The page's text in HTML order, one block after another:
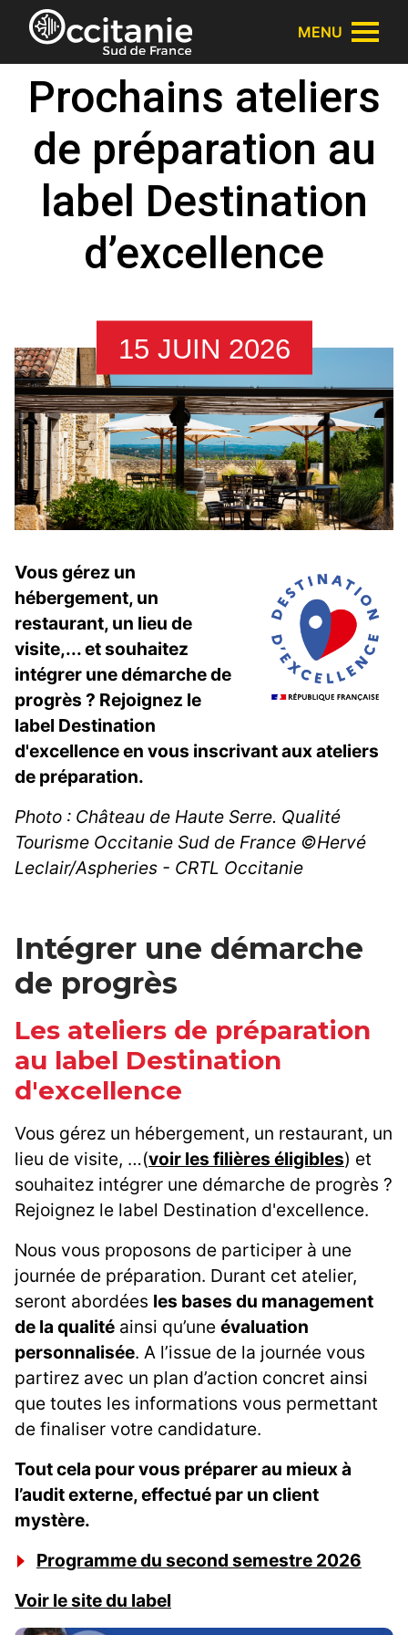
Panneau de gestion des cookies
MENU
Prochains ateliers
de préparation au
label Destination
d’excellence
15 JUIN 2026
Vous gérez un
hébergement, un
restaurant, un lieu de
visite,... et souhaitez
intégrer une démarche de
progrès ? Rejoignez le
label Destination
d'excellence en vous inscrivant aux ateliers
de préparation.
Photo : Château de Haute Serre. Qualité
Tourisme Occitanie Sud de France ©Hervé
Leclair/Aspheries - CRTL Occitanie
Intégrer une démarche
de progrès
Les ateliers de préparation
au label Destination
d'excellence
Vous gérez un hébergement, un restaurant, un
lieu de visite, …(voir les filières éligibles) et
souhaitez intégrer une démarche de progrès ?
Rejoignez le label Destination d'excellence.
Nous vous proposons de participer à une
journée de préparation. Durant cet atelier,
seront abordées les bases du management
de la qualité ainsi qu’une évaluation
personnalisée. A l’issue de la journée vous
partirez avec un plan d’action concret ainsi
que toutes les informations vous permettant
de finaliser votre candidature.
Tout cela pour vous préparer au mieux à
l’audit externe, effectué par un client
mystère.
Programme du second semestre 2026
Voir le site du label